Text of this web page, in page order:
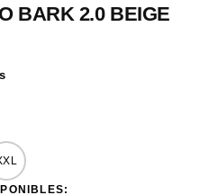
BARK 2.0 BEIGE